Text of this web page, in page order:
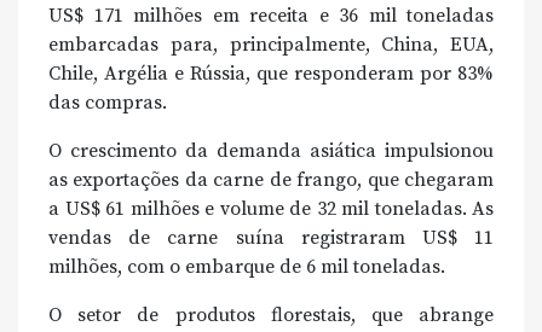
US$ 171 milhões em receita e 36 mil toneladas
embarcadas para, principalmente, China, EUA,
Chile, Argélia e Rússia, que responderam por 83%
das compras.
O crescimento da demanda asiática impulsionou
as exportações da carne de frango, que chegaram
a US$ 61 milhões e volume de 32 mil toneladas. As
vendas de carne suína registraram US$ 11
milhões, com o embarque de 6 mil toneladas.
O setor de produtos florestais, que abrange